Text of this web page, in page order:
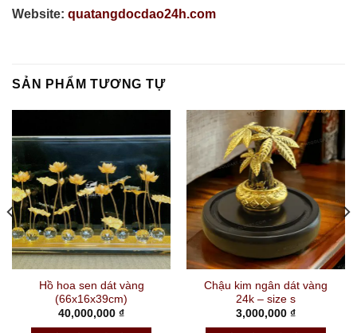
Website: quatangdocdao24h.com
SẢN PHẨM TƯƠNG TỰ
Hồ hoa sen dát vàng
(66x16x39cm)
40,000,000 ₫
Chậu kim ngân dát vàng
24k – size s
3,000,000 ₫